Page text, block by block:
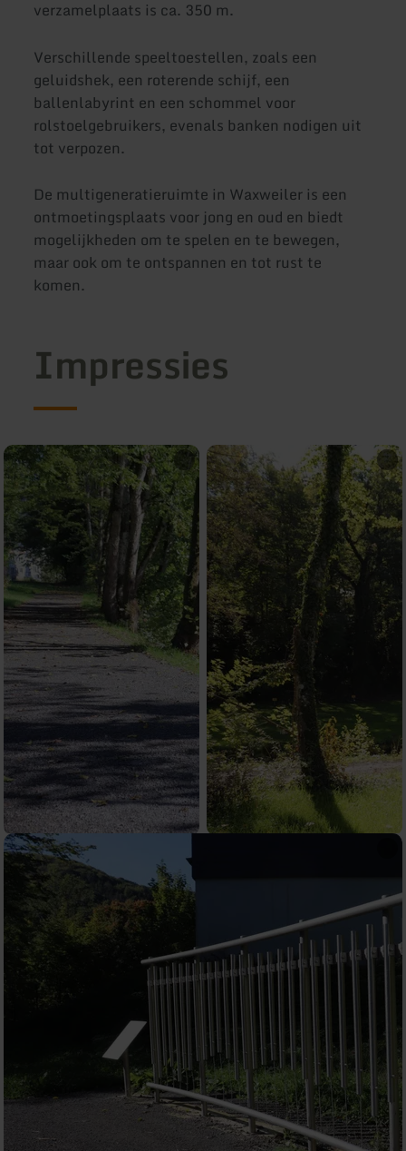
verzamelplaats is ca. 350 m.
Verschillende speeltoestellen, zoals een
geluidshek, een roterende schijf, een
ballenlabyrint en een schommel voor
rolstoelgebruikers, evenals banken nodigen uit
tot verpozen.
De multigeneratieruimte in Waxweiler is een
ontmoetingsplaats voor jong en oud en biedt
mogelijkheden om te spelen en te bewegen,
maar ook om te ontspannen en tot rust te
komen.
Impressies